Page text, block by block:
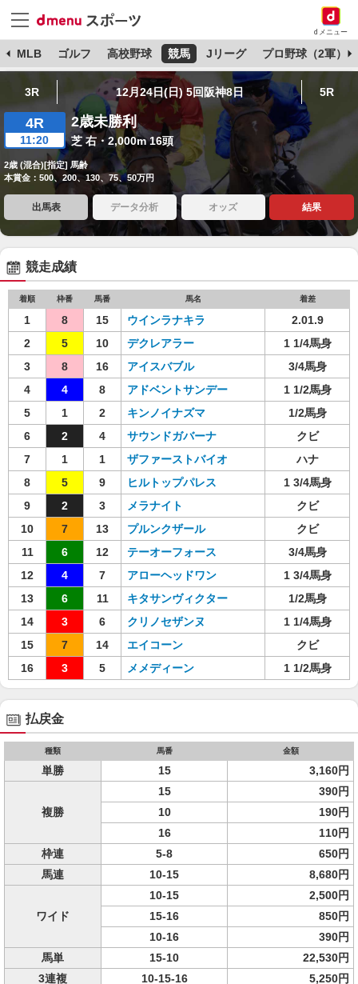
dメニュー
MLB ゴルフ 高校野球 競馬 Jリーグ プロ野球（2軍）
3R 12月24日(日) 5回阪神8日 5R
4R
11:20
2歳未勝利
芝 右・2,000m 16頭
2歳 (混合)[指定] 馬齢
本賞金：500、200、130、75、50万円
出馬表 データ分析 オッズ 結果
競走成績
着順 枠番 馬番 馬名 着差
1 8 15 ウインラナキラ
2.01.9
2
5 10 デクレアラー
1 1/4馬身
3
8 16 アイスバブル
3/4馬身
4
4 8 アドベントサンデー
1 1/2馬身
5
1 2 キンノイナズマ
1/2馬身
6
2 4 サウンドガバーナ
クビ
7
1 1 ザファーストバイオ
ハナ
8
5 9 ヒルトップパレス
1 3/4馬身
9
2 3 メラナイト
クビ
10
7 13 プルンクザール
クビ
11
6 12 テーオーフォース
3/4馬身
12
4 7 アローヘッドワン
1 3/4馬身
13
6 11 キタサンヴィクター
1/2馬身
14
3 6 クリノセザンヌ
1 1/4馬身
15
7 14 エイコーン
クビ
16
3 5 メメディーン 1 1/2馬身
払戻金
種類 馬番 金額
単勝 15 3,160円
複勝
15
390円
10
190円
16
110円
枠連
5-8
650円
馬連
10-15 8,680円
ワイド
10-15
2,500円
15-16
850円
10-16
390円
馬単
15-10
22,530円
3連複
10-15-16
5,250円